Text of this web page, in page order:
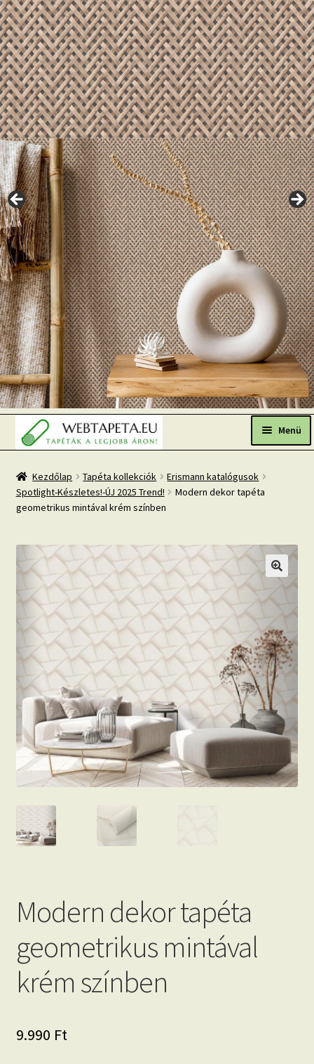
Ugrás
a
navigációhoz
Kilépés
a
tartalomba Menü
Népszerű tapéták
Tapéta BLOG
Mi az a fotótapéta?
Tapétázási tanácsok
Beton hatású tapéták
Kapcsolat
Kezdőlap Tapéta kollekciók
Erismann katalógusok
Spotlight-Készletes!-ÚJ 2025 Trend!
Modern dekor tapéta
geometrikus mintával krém színben
Modern dekor tapéta
geometrikus mintával
krém színben
9.990 Ft